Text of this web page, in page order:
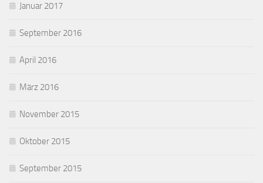
Januar 2017
September 2016
April 2016
März 2016
November 2015
Oktober 2015
September 2015